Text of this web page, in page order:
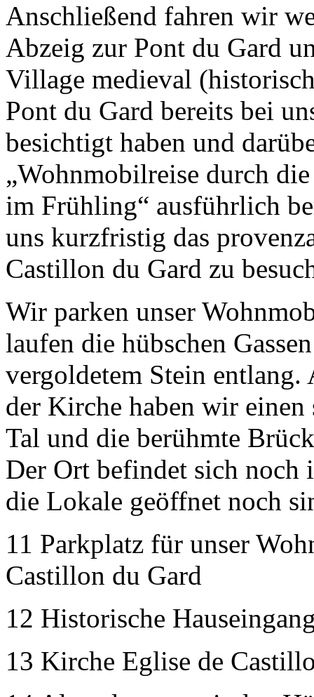
Anschließend fahren wir
Abzeig zur Pont du Gard
Village medieval
Pont du Gard bereits bei
besichtigt haben und
„Wohnmobilreise durch
im Frühling“ ausführlich
uns kurzfristig das
Castillon du Gard zu
Wir parken unser
laufen die hübschen
vergoldetem Stein
der Kirche haben wir
Tal und die berühmte
Der Ort befindet sich noch
die Lokale geöffnet noch
11 Parkplatz für unser
Castillon du Gard
12 Historische
13 Kirche Eglise de